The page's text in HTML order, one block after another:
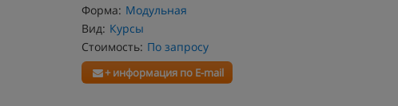
Форма: Модульная
Вид: Курсы
Стоимость: По запросу
+ информация по E-mail